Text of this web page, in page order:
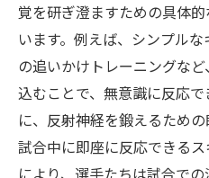
覚を研ぎ澄ますための具体
います。例えば、シンプル
の追いかけトレーニングな
込むことで、無意識に反応
に、反射神経を鍛えるため
試合中に即座に反応できる
により、選手たちは試合での